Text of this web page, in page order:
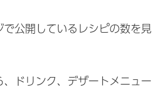
で公開しているレシピの数を見
、ドリンク、デザートメニュー